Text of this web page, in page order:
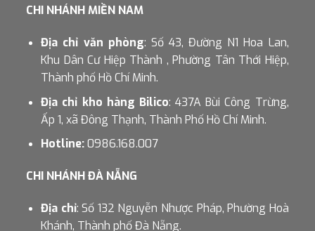
CHI NHÁNH MIỀN NAM
Địa chỉ văn phòng: Số 43, Đường N1 Hoa Lan,
Khu Dân Cư Hiệp Thành , Phường Tân Thới Hiệp,
Thành phố Hồ Chí Minh.
Địa chỉ kho hàng Bilico: 437A Bùi Công Trừng,
Ấp 1, xã Đông Thạnh, Thành Phố Hồ Chí Minh.
Hotline:0986.168.007
CHI NHÁNH ĐÀ NẴNG
Địa chỉ: Số 132 Nguyễn Nhược Pháp, Phường Hoà
Khánh, Thành phố Đà Nẵng.